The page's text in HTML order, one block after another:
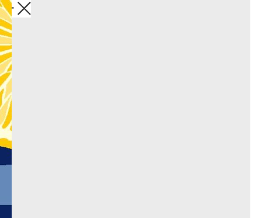
Закрыть